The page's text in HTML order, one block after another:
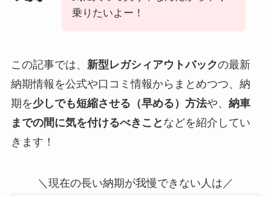
乗りたいよー！
この記事では、 新型レガシィアウトバックの最新
納期情報を公式や口コミ情報からまとめつつ、納
期を少しでも短縮させる（早める）方法や、 納車
までの間に気を付けるべきこと などを紹介してい
きます！
＼現在の長い納期が我慢できない人は／